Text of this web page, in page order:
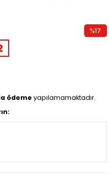
%17
ödeme yapılamamaktadır.